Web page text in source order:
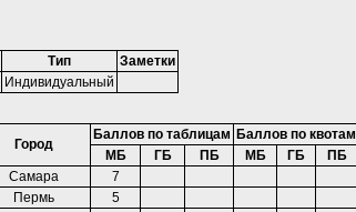
Тип
Заметки
Индивидуальный
Город
Баллов по таблицам Баллов по квотам
МБ
ГБ ПБ МБ ГБ ПБ
Самара 7
Пермь 5